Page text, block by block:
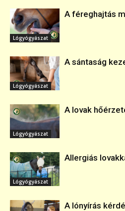
Lógyógyászat
A féreghajtás
Lógyógyászat
A sántaság
Lógyógyászat
A lovak
Lógyógyászat
Allergiás
A lónyírás